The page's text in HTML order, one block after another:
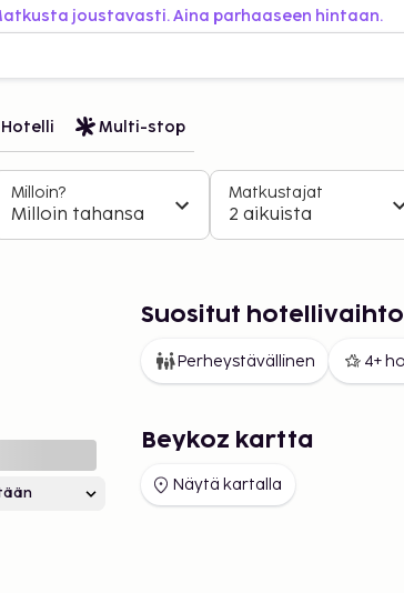
joustavasti. Aina parhaaseen hintaan.
Multi-stop
Milloin?
Milloin tahansa
Matkustajat
2 aikuista
Suositut
Perheystävällinen 4+
Beykoz kartta
Näytä kartalla